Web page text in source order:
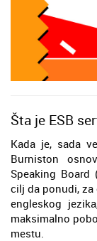
Šta je ESB
Kada je, sada
Burniston
Speaking Board
cilj da ponudi,
engleskog
maksimalno
mestu.